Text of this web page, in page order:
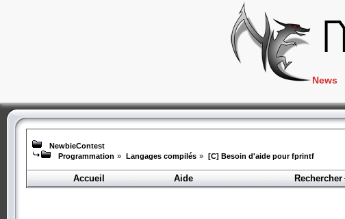
News
NewbieContest
Programmation » Langages compilés » [C] Besoin d'aide pour fprintf
Accueil
Aide Rechercher